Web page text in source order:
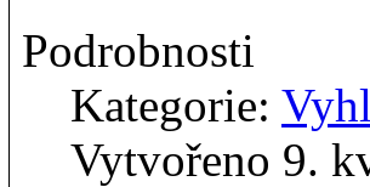
Podrobnosti
Kategorie:
Vytvořeno 9.